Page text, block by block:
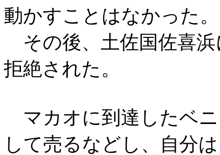
動かすことはなかった。
その後、土佐国佐喜
拒絶された。
マカオに到達したベ
して売るなどし、自分